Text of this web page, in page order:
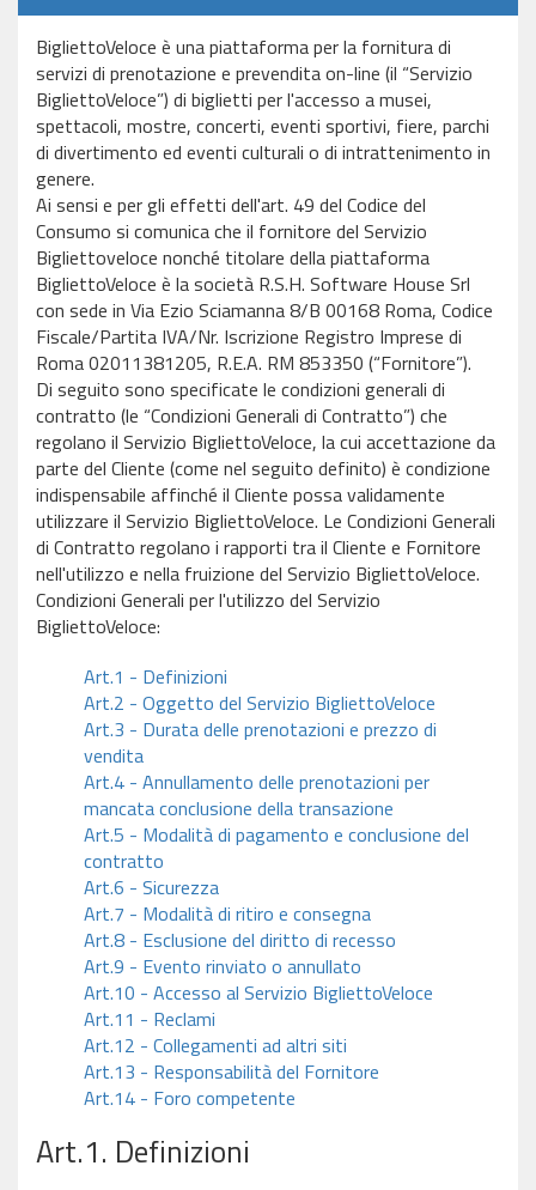
BigliettoVeloce è una piattaforma per la fornitura di
servizi di prenotazione e prevendita on-line (il “Servizio
BigliettoVeloce”) di biglietti per l'accesso a musei,
spettacoli, mostre, concerti, eventi sportivi, fiere, parchi
di divertimento ed eventi culturali o di intrattenimento in
genere.
Ai sensi e per gli effetti dell'art. 49 del Codice del
Consumo si comunica che il fornitore del Servizio
Bigliettoveloce nonché titolare della piattaforma
BigliettoVeloce è la società R.S.H. Software House Srl
con sede in Via Ezio Sciamanna 8/B 00168 Roma, Codice
Fiscale/Partita IVA/Nr. Iscrizione Registro Imprese di
Roma 02011381205, R.E.A. RM 853350 (“Fornitore”).
Di seguito sono specificate le condizioni generali di
contratto (le “Condizioni Generali di Contratto”) che
regolano il Servizio BigliettoVeloce, la cui accettazione da
parte del Cliente (come nel seguito definito) è condizione
indispensabile affinché il Cliente possa validamente
utilizzare il Servizio BigliettoVeloce. Le Condizioni Generali
di Contratto regolano i rapporti tra il Cliente e Fornitore
nell'utilizzo e nella fruizione del Servizio BigliettoVeloce.
Condizioni Generali per l'utilizzo del Servizio
BigliettoVeloce:
Art.1 - Definizioni
Art.2 - Oggetto del Servizio BigliettoVeloce
Art.3 - Durata delle prenotazioni e prezzo di
vendita
Art.4 - Annullamento delle prenotazioni per
mancata conclusione della transazione
Art.5 - Modalità di pagamento e conclusione del
contratto
Art.6 - Sicurezza
Art.7 - Modalità di ritiro e consegna
Art.8 - Esclusione del diritto di recesso
Art.9 - Evento rinviato o annullato
Art.10 - Accesso al Servizio BigliettoVeloce
Art.11 - Reclami
Art.12 - Collegamenti ad altri siti
Art.13 - Responsabilità del Fornitore
Art.14 - Foro competente
Art.1. Definizioni